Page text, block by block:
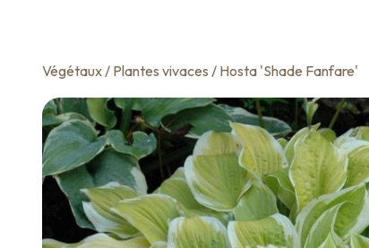
Végétaux/ Plantes vivaces / Hosta 'Shade Fanfare'